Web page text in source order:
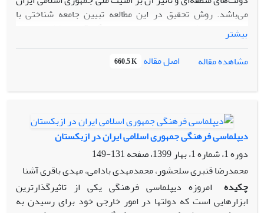
می‌باشد. روش تحقیق در این مطالعه تبیین جامعه شناختی با
استفاده از نظریات لوسین پای و ابزار گردآوری اطلاعات منابع
کتابخانه‌ای و اینترنتی می‌باشد.سوال اساسی پژوهش حاضر این
است:از منظر نظریه لوسین پای بحرانهای شش گانه دولتهای
شکننده چه تاثیری بر امنیت ملی ایران دارد؟ نتایج حاصل از
لوسین‌پای غوطه‌ور شده‌ و ظرفیت و توانایی آن‌ها در مسیر حل این
بحران‌ها به‌شدت کاهش پیدا کرده که این مسئله نگرانی‌ها و
پیامدهای امنیتی برای منافع ایران همراه داشته است.
زمینه‌سازی برای حضور قدرت‌های بیگانه در این کشورها و
تهدیدات امنیتی ناشی از این حضور برای جمهوری اسلامی؛ ظهور
تروریسم و ناآرامی در مرزهای ایران؛ ظهور گروه‌های تکفیری
سلفی وتلاش در جهت تضعیف جبهه مقاومت از جمله پیامدهای
بیشتر
مشاهده مقاله
اصل مقاله 660.5 K
دیپلماسی فرهنگی جمهوری اسلامی ایران در ازبکستان
دوره 1، شماره 1، بهار 1399، صفحه
131-149
محمدرضا قنبری سلحشور، محمدمهدی بادامی، مهدی باقری آشنا
چکیده
امروزه دیپلماسی فرهنگی یکی از تاثیرگذارترین
ابزارهایی است که دولتها در امور خارجی خود برای رسیدن به